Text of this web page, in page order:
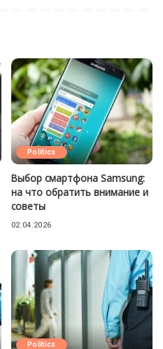
Politics
Выбор смартфона Samsung:
на что обратить внимание и
советы
02.04.2026
Politics